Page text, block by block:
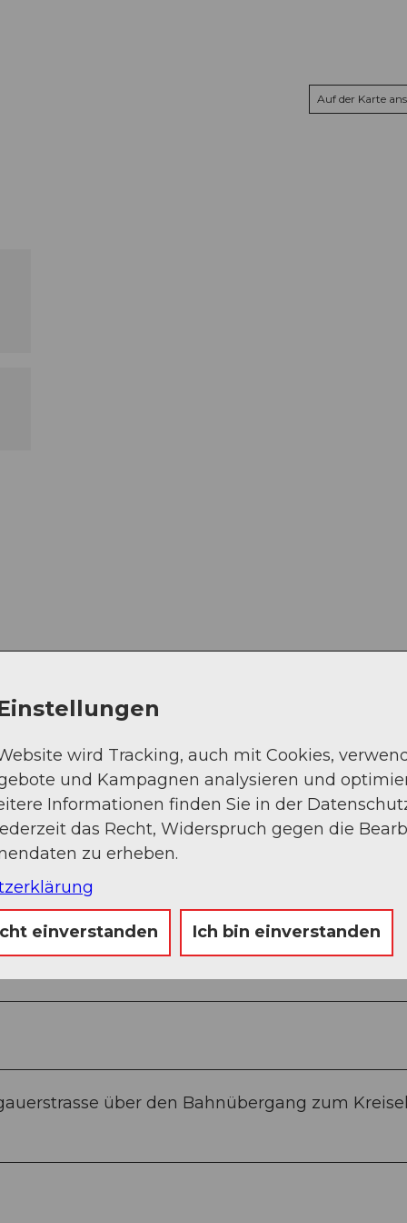
Auf der Karte
(68%)
Sep Okt Nov Dez
über den Bahnübergang zum Kreisel
wird Tracking, auch mit Cookies,
und Kampagnen analysieren und
Informationen finden Sie in der
das Recht, Widerspruch gegen die
zu erheben.
einverstanden Ich bin einverstanden